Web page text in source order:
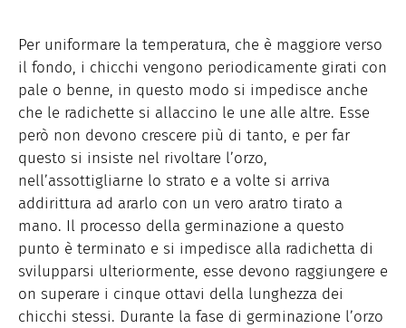
Per uniformare la temperatura, che è maggiore verso
il fondo, i chicchi vengono periodicamente girati con
pale o benne, in questo modo si impedisce anche
che le radichette si allaccino le une alle altre. Esse
però non devono crescere più di tanto, e per far
questo si insiste nel rivoltare l’orzo,
nell’assottigliarne lo strato e a volte si arriva
addirittura ad ararlo con un vero aratro tirato a
mano. Il processo della germinazione a questo
punto è terminato e si impedisce alla radichetta di
svilupparsi ulteriormente, esse devono raggiungere e
on superare i cinque ottavi della lunghezza dei
chicchi stessi. Durante la fase di germinazione l’orzo